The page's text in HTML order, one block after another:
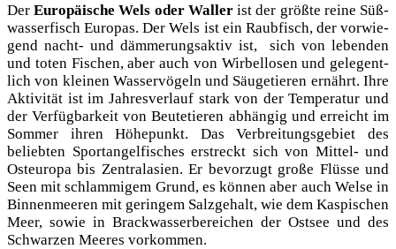
DerEuro­päi­sche Wels oder Wal­lerist der größ­te rei­ne Süß­
was­ser­fisch Euro­pas. Der Wels ist ein Raub­fisch, der vor­wie­
gend nacht- und däm­me­rungs­ak­tiv ist, sich von leben­den
und toten Fischen, aber auch von Wir­bel­lo­sen und gele­gent­
lich von klei­nen Was­ser­vö­geln und Säu­ge­tie­ren ernährt. Ihre
Akti­vi­tät ist im Jah­res­ver­lauf stark von der Tem­pe­ra­tur und
der Ver­füg­bar­keit von Beu­te­tie­ren abhän­gig und erreicht im
Som­mer ihren Höhe­punkt. Das Ver­brei­tungs­ge­biet des
belieb­ten Sport­an­gel­fi­sches erstreckt sich von Mit­tel- und
Ost­eu­ro­pa bis Zen­tral­asi­en. Er bevor­zugt gro­ße Flüs­se und
Seen mit schlam­mi­gem Grund, es kön­nen aber auch Wel­se in
Bin­nen­mee­ren mit gerin­gem Salz­ge­halt, wie dem Kas­pi­schen
Meer, sowie in Brack­was­ser­be­rei­chen der Ost­see und des
Schwar­zen Mee­res vorkommen.